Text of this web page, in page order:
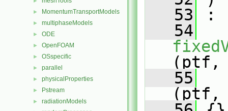
► MomentumTransportModels
► multiphaseModels
► ODE
► OpenFOAM
► OSspecific
► parallel
► physicalProperties
► Pstream
► radiationModels
   53
:
   54
   55